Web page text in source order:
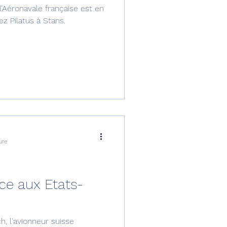
ESPACE
Avionneurs
française est en
Pilatus à Stans.
aux Etats-
l'avionneur suisse